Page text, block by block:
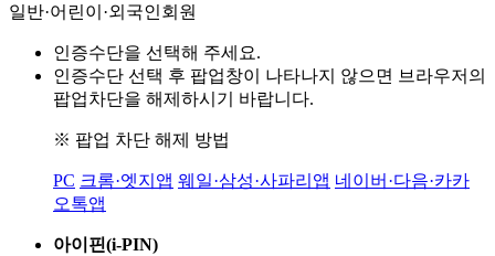
일반·어린이·외국인회원
인증수단을 선택해 주세요.
인증수단 선택 후 팝업창이 나타나지 않으면 브라우저의
팝업차단을 해제하시기 바랍니다.
※ 팝업 차단 해제 방법
PC 크롬·엣지앱 웨일·삼성·사파리앱 네이버·다음·카카
오톡앱
아이핀(i-PIN)